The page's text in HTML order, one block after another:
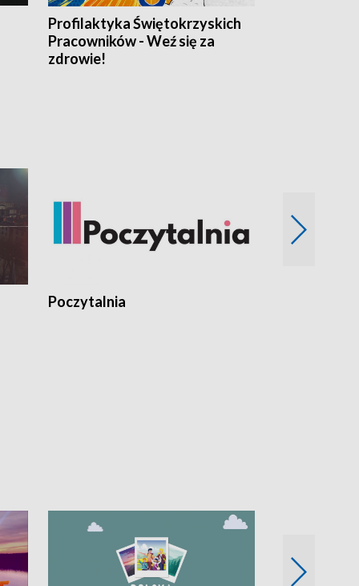
Profilaktyka Świętokrzyskich
Pracowników - Weź się za
zdrowie!
Poczytalnia